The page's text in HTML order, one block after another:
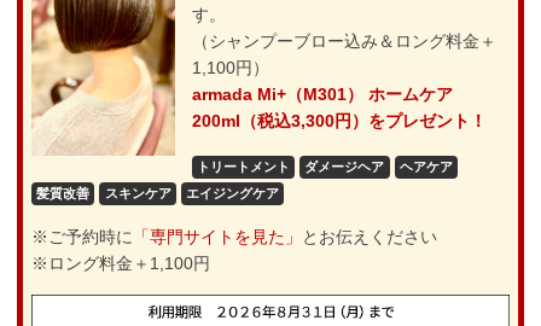
す。
（シャンプーブロー込み＆ロング料金＋
1,100円）
armada Mi+（M301） ホームケア
200ml（税込3,300円）をプレゼント！
トリートメント ダメージヘア
ヘアケア
髪質改善
スキンケア エイジングケア
※ご予約時に 「専門サイトを見た」
とお伝えください
※ロング料金＋1,100円